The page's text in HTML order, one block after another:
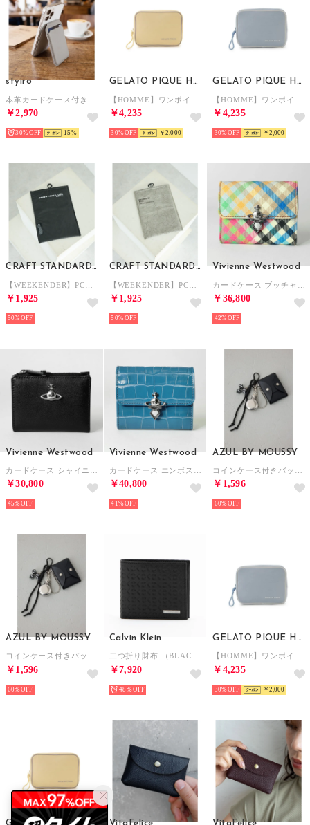
styiro
￥2,970
30% 15
GELATO PIQUE HOMME
￥4,235
30% ￥2,000
GELATO PIQUE HOMME
￥4,235
30% ￥2,000
CRAFT STANDARD BOUTIQUE
￥1,925
50%
CRAFT STANDARD BOUTIQUE
￥1,925
50%
Vivienne Westwood
￥36,800
42%
Vivienne Westwood
￥30,800
45%
Vivienne Westwood
￥40,800
41%
AZUL BY MOUSSY
￥1,596
60%
AZUL BY MOUSSY
￥1,596
60%
Calvin Klein
￥7,920
48%
GELATO PIQUE HOMME
￥4,235
30% ￥2,000